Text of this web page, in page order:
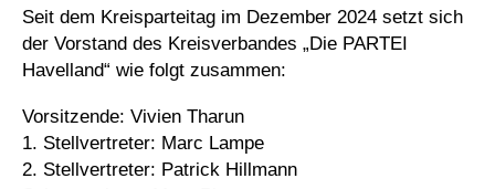
Seit dem Kreisparteitag im Dezember 2024 setzt sich
der Vorstand des Kreisverbandes „Die PARTEI
Havelland“ wie folgt zusammen:
Vorsitzende: Vivien Tharun
1. Stellvertreter: Marc Lampe
2. Stellvertreter: Patrick Hillmann